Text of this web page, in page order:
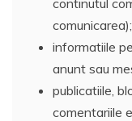
comunicarea);
informatiile
anunt sau
publicatiile,
comentariile